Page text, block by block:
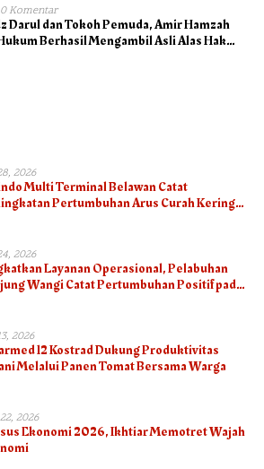
0 Komentar
Darul dan Tokoh Pemuda, Amir Hamzah
Berhasil Mengambil Asli Alas Hak
2026
Multi Terminal Belawan Catat
Pertumbuhan Arus Curah Kering
2026
Layanan Operasional, Pelabuhan
Wangi Catat Pertumbuhan Positif pada
2026
12 Kostrad Dukung Produktivitas
Melalui Panen Tomat Bersama Warga
2026
Ekonomi 2026, Ikhtiar Memotret Wajah